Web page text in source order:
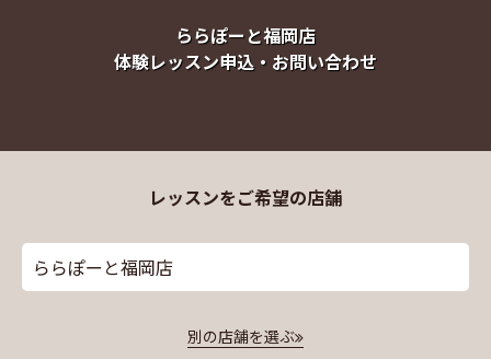
ららぽーと福岡店
体験レッスン申込・お問い合わせ
レッスンをご希望の店舗
ららぽーと福岡店
別の店舗を選ぶ